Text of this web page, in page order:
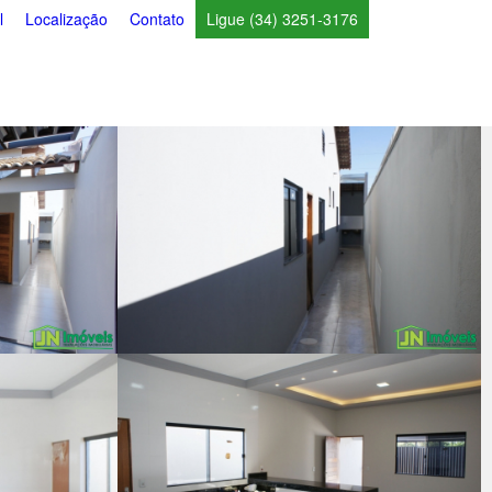
Localização Contato Ligue (34) 3251-3176